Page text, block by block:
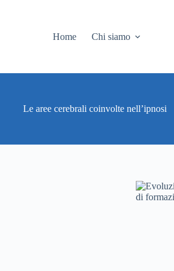
Home
Chi siamo
Le aree cerebrali coinvolte nell’ipnosi